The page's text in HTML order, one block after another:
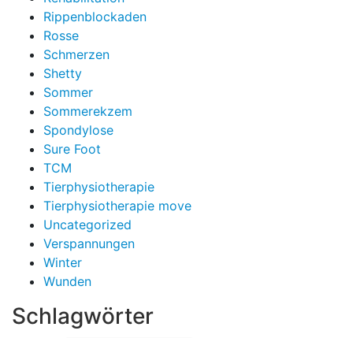
Rippenblockaden
Rosse
Schmerzen
Shetty
Sommer
Sommerekzem
Spondylose
Sure Foot
TCM
Tierphysiotherapie
Tierphysiotherapie move
Uncategorized
Verspannungen
Winter
Wunden
Schlagwörter